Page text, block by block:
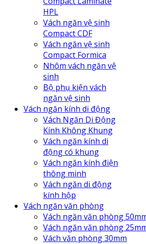
HPL
Vách ngăn vệ sinh
Compact CDF
Vách ngăn vệ sinh
Compact Formica
Nhôm vách ngăn vệ
sinh
Bộ phụ kiện vách
ngăn vệ sinh
Vách ngăn kính di động
Vách Ngăn Di Động
Kính Không Khung
Vách ngăn kính di
động có khung
Vách ngăn kính điện
thông minh
Vách ngăn di động
kính hộp
Vách ngăn văn phòng
Vách ngăn văn phòng
Vách ngăn văn phòng
Vách văn phòng 30mm